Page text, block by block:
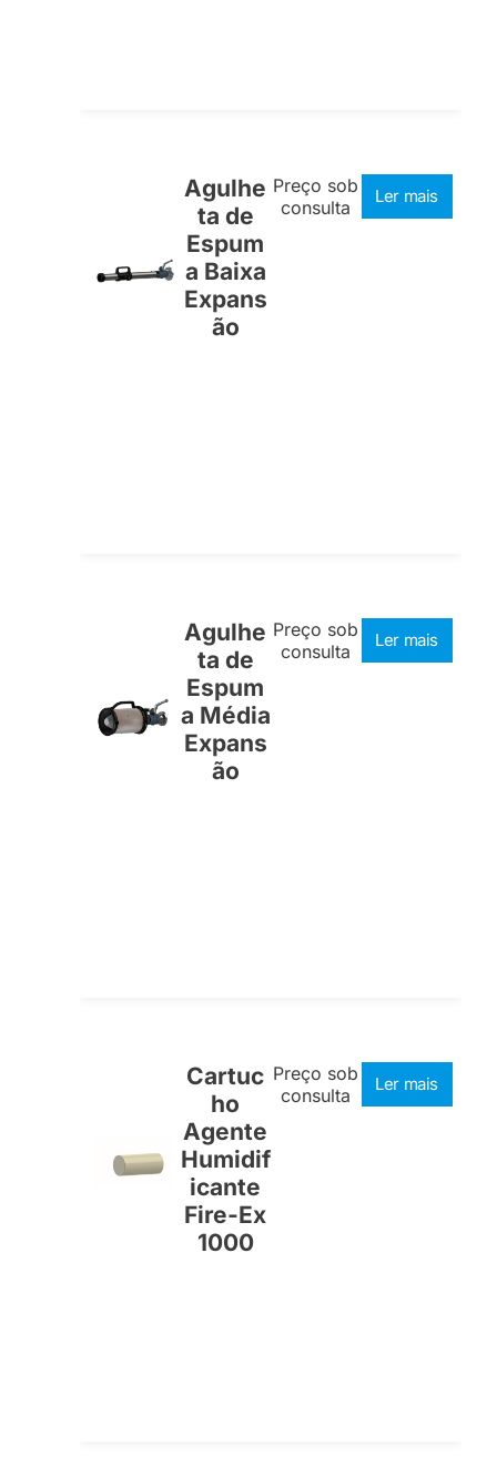
Agulhe
ta de
Espum
a Baixa
Expans
ão
Preço sob
consulta
Ler mais
Agulhe
ta de
Espum
a Média
Expans
ão
Preço sob
consulta
Ler mais
Cartuc
ho
Agente
Humidif
icante
Fire-Ex
1000
Preço sob
consulta
Ler mais